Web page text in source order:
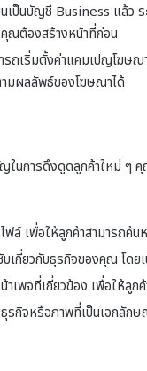
นเป็นบัญชี Business แล้ว
ณต้องสร้างหน้าที่ก่อน
รถเริ่มตั้งค่าแคมเปญโฆ
มผลลัพธ์ของโฆษณาได้
ในการดึงดูดลูกค้าใหม่
ล์ เพื่อให้ลูกค้าสามารถค้น
บเกี่ยวกับธุรกิจของคุณ โด
เพจที่เกี่ยวข้อง เพื่อให้ลูก
ธุรกิจหรือภาพที่เป็นเอกลัก